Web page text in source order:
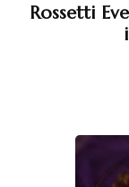
Rossetti